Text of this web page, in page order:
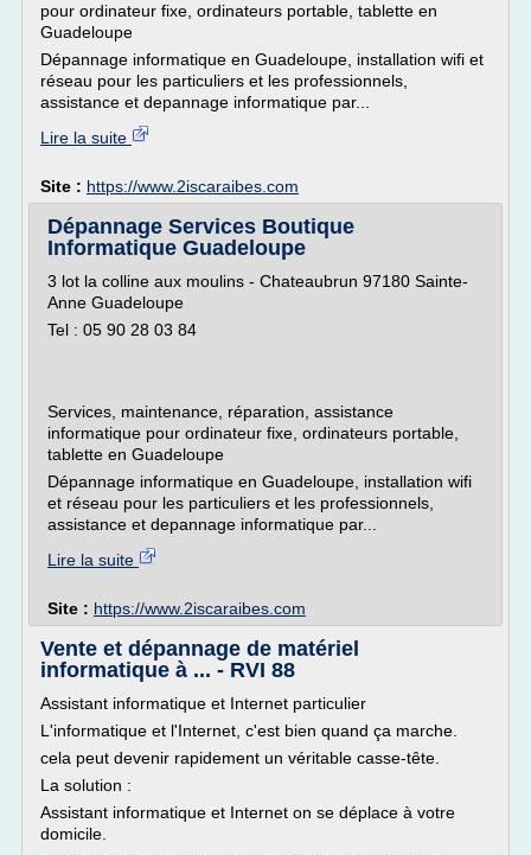
pour ordinateur fixe, ordinateurs portable, tablette en
Guadeloupe
Dépannage informatique en Guadeloupe, installation wifi et
réseau pour les particuliers et les professionnels,
assistance et depannage informatique par...
Lire la suite
Site : https://www.2iscaraibes.com
Dépannage Services Boutique
Informatique Guadeloupe
3 lot la colline aux moulins - Chateaubrun 97180 Sainte-
Anne Guadeloupe
Tel : 05 90 28 03 84
Services, maintenance, réparation, assistance
informatique pour ordinateur fixe, ordinateurs portable,
tablette en Guadeloupe
Dépannage informatique en Guadeloupe, installation wifi
et réseau pour les particuliers et les professionnels,
assistance et depannage informatique par...
Lire la suite
Site : https://www.2iscaraibes.com
Vente et dépannage de matériel
informatique à ... - RVI 88
Assistant informatique et Internet particulier
L'informatique et l'Internet, c'est bien quand ça marche.
cela peut devenir rapidement un véritable casse-tête.
La solution :
Assistant informatique et Internet on se déplace à votre
domicile.